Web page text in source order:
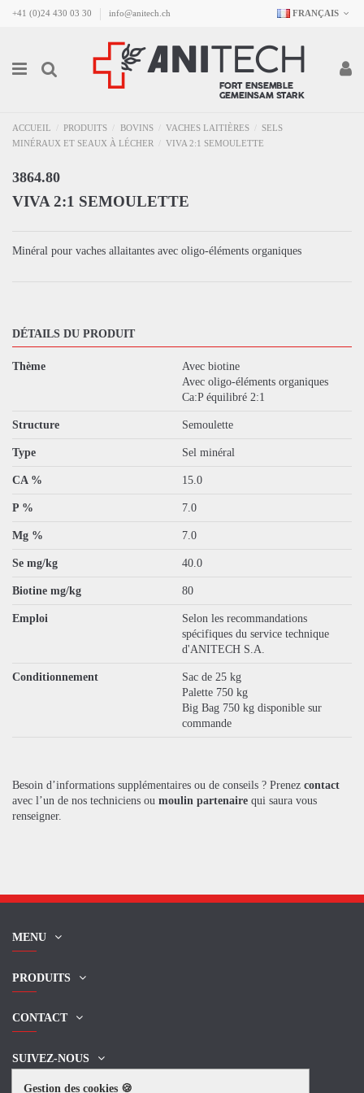
+41 (0)24 430 03 30 info@anitech.ch FRANÇAIS
ACCUEIL PRODUITS BOVINS VACHES LAITIÈRES
SELS
MINÉRAUX ET SEAUX À LÉCHER
VIVA 2:1 SEMOULETTE
3864.80
VIVA 2:1 SEMOULETTE
Minéral pour vaches allaitantes avec oligo-éléments organiques
DÉTAILS DU PRODUIT
Thème
Avec biotine
Avec oligo-éléments organiques
Ca:P équilibré 2:1
Structure Semoulette
Type Sel minéral
CA % 15.0
P % 7.0
Mg % 7.0
Se mg/kg 40.0
Biotine mg/kg 80
Emploi
Selon les recommandations
spécifiques du service technique
d'ANITECH S.A.
Conditionnement
Sac de 25 kg
Palette 750 kg
Big Bag 750 kg disponible sur
commande
Besoin d’informations supplémentaires ou de conseils ? Prenez contact
avec l’un de nos techniciens ou moulin partenaire qui saura vous
renseigner.
MENU
PRODUITS
CONTACT
SUIVEZ-NOUS
Gestion des cookies 🍪